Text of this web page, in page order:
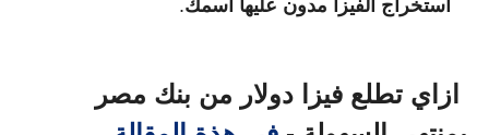
استخراج الفيزا مدون عليها اسمك.
ازاي تطلع فيزا دولار من بنك مصر